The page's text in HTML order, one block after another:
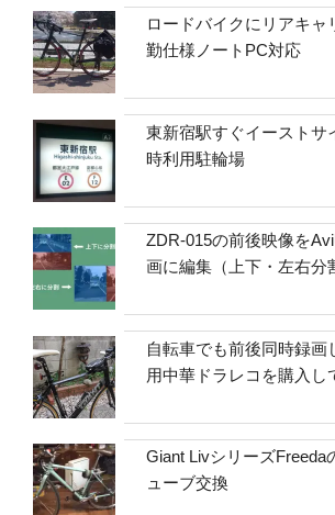
ロードバイクにリアキャ
勤仕様ノートPC対応
東新宿駅すぐイーストサ
時利用駐輪場
ZDR-015の前後映像を
画に編集（上下・左右分
自転車でも前後同時録画
用中華ドラレコを購入し
Giant LivシリーズFreeda
ューブ交換